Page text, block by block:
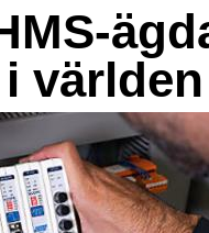
världen